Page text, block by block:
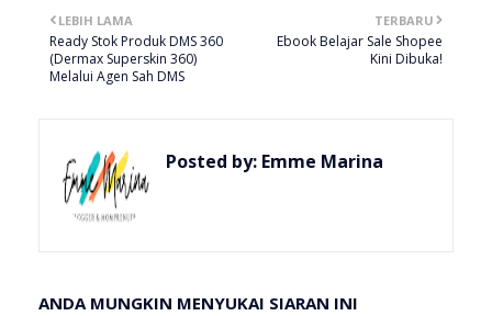
TERBARU
Ebook Belajar Sale Shopee
Kini Dibuka!
LEBIH LAMA
Ready Stok Produk DMS 360
(Dermax Superskin 360)
Melalui Agen Sah DMS
Posted by: Emme Marina
ANDA MUNGKIN MENYUKAI SIARAN INI